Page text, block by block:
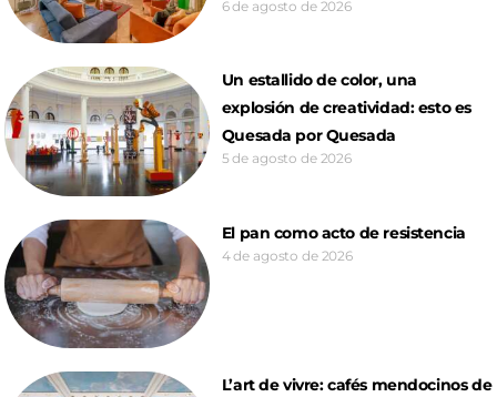
6 de agosto de 2026
Un estallido de color, una
explosión de creatividad: esto es
Quesada por Quesada
5 de agosto de 2026
El pan como acto de resistencia
4 de agosto de 2026
L’art de vivre: cafés mendocinos de